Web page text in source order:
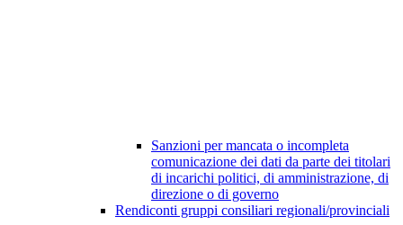
Sanzioni per mancata o incompleta
comunicazione dei dati da parte dei titolari
di incarichi politici, di amministrazione, di
direzione o di governo
Rendiconti gruppi consiliari regionali/provinciali